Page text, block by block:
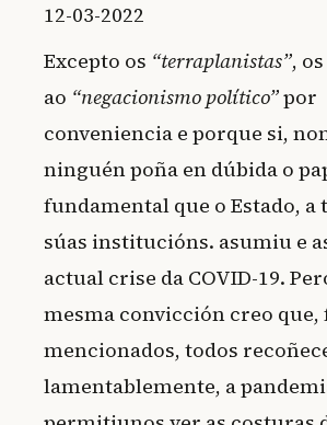
12-03-2022
Excepto os “terraplanistas”,
ao “negacionismo político”por
conveniencia e porque si,
ninguén poña en dúbida o
fundamental que o Estado, a
súas institucións. asumiu e
actual crise da COVID-19.
mesma convicción creo que,
mencionados, todos
lamentablemente, a